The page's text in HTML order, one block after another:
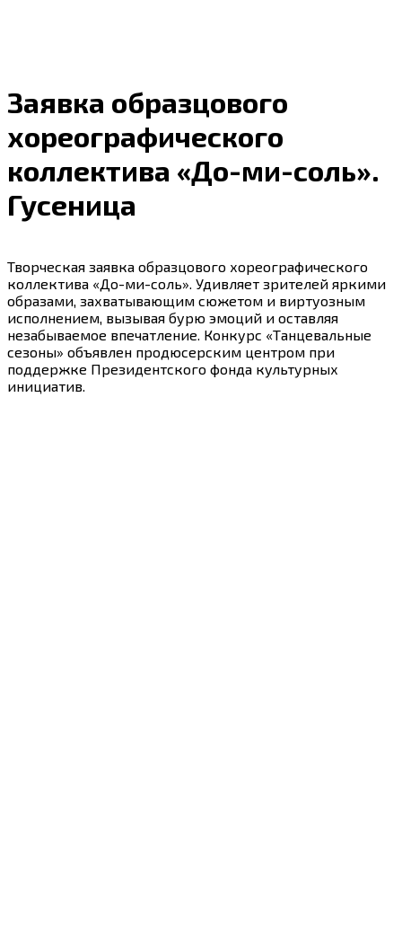
Заявка образцового
хореографического
коллектива «До-ми-соль».
Гусеница
Творческая заявка образцового хореографического
коллектива «До-ми-соль». Удивляет зрителей яркими
образами, захватывающим сюжетом и виртуозным
исполнением, вызывая бурю эмоций и оставляя
незабываемое впечатление. Конкурс «Танцевальные
сезоны» объявлен продюсерским центром при
поддержке Президентского фонда культурных
инициатив.